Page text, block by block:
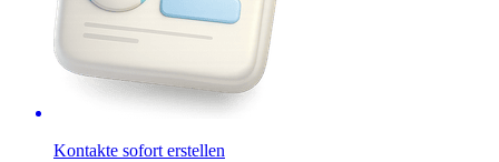
Kontakte sofort erstellen